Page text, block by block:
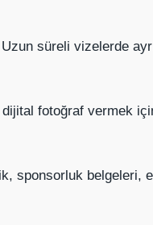
süreli vizelerde
fotoğraf vermek
sponsorluk belgeleri,